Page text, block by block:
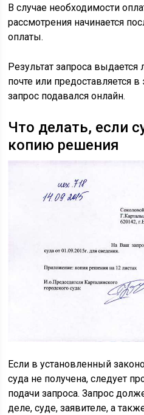
В случае необходимости
рассмотрения начинается
оплаты.
Результат запроса выдается
почте или предоставляется
запрос подавался онлайн.
Что делать, если
копию решения
Если в установленный
суда не получена, следует
подачи запроса. Запрос
деле, суде, заявителе, а